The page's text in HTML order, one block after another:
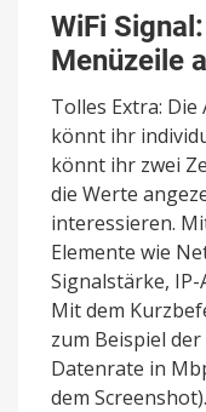
WiFi
Menüzeile
Tolles Extra:
könnt ihr
könnt ihr zwei
die Werte
interessieren.
Elemente wie
Signalstärke,
Mit dem
zum Beispiel
Datenrate in
dem Screenshot).